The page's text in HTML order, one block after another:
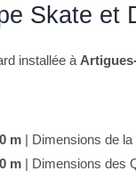
Skate et
installée à
m | Dimensions de
m | Dimensions des